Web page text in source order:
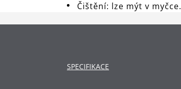
Čištění: lze mýt v myčce.
SPECIFIKACE